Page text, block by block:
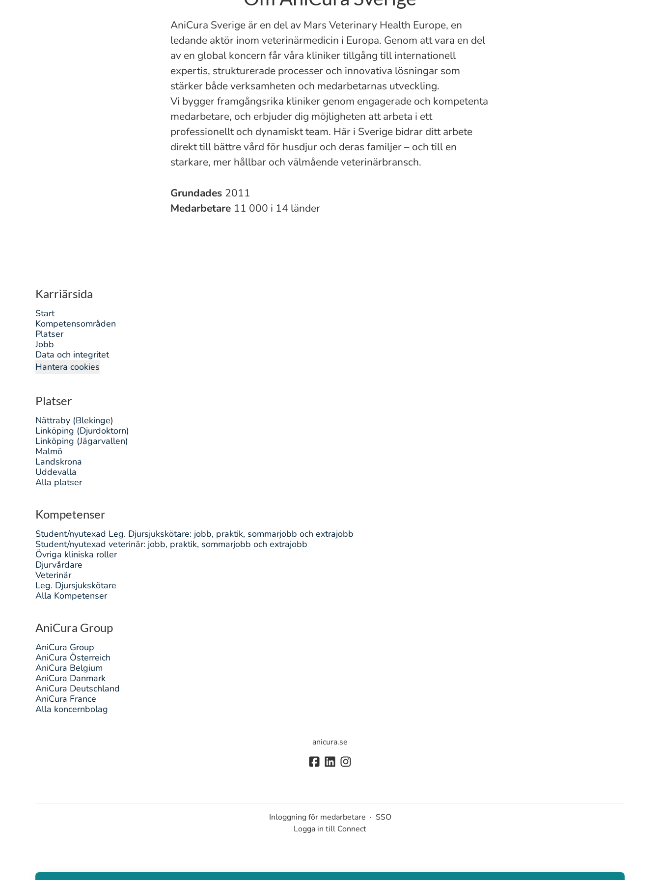
AniCura Sverige är en del av Mars Veterinary Health Europe, en
ledande aktör inom veterinärmedicin i Europa. Genom att vara en del
av en global koncern får våra kliniker tillgång till internationell
expertis, strukturerade processer och innovativa lösningar som
stärker både verksamheten och medarbetarnas utveckling.
Vi bygger framgångsrika kliniker genom engagerade och kompetenta
medarbetare, och erbjuder dig möjligheten att arbeta i ett
professionellt och dynamiskt team. Här i Sverige bidrar ditt arbete
direkt till bättre vård för husdjur och deras familjer – och till en
starkare, mer hållbar och välmående veterinärbransch.
Grundades 2011
Medarbetare 11 000 i 14 länder
Karriärsida
Start
Kompetensområden
Platser
Jobb
Data och integritet
Hantera cookies
Platser
Nättraby (Blekinge)
Linköping (Djurdoktorn)
Linköping (Jägarvallen)
Malmö
Landskrona
Uddevalla
Alla platser
Kompetenser
Student/nyutexad Leg. Djursjukskötare: jobb, praktik, sommarjobb och extrajobb
Student/nyutexad veterinär: jobb, praktik, sommarjobb och extrajobb
Övriga kliniska roller
Djurvårdare
Veterinär
Leg. Djursjukskötare
Alla Kompetenser
AniCura Group
AniCura Group
AniCura Österreich
AniCura Belgium
AniCura Danmark
AniCura Deutschland
AniCura France
Alla koncernbolag
anicura.se
Inloggning för medarbetare · SSO
Logga in till Connect